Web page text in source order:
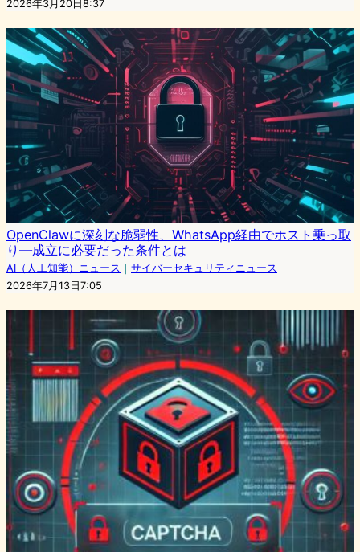
2026年3月20日8:37
OpenClawに深刻な脆弱性、WhatsApp経由でホスト乗っ取
り—成立に必要だった条件とは
AI（人工知能）ニュース ｜ サイバーセキュリティニュース
2026年7月13日7:05